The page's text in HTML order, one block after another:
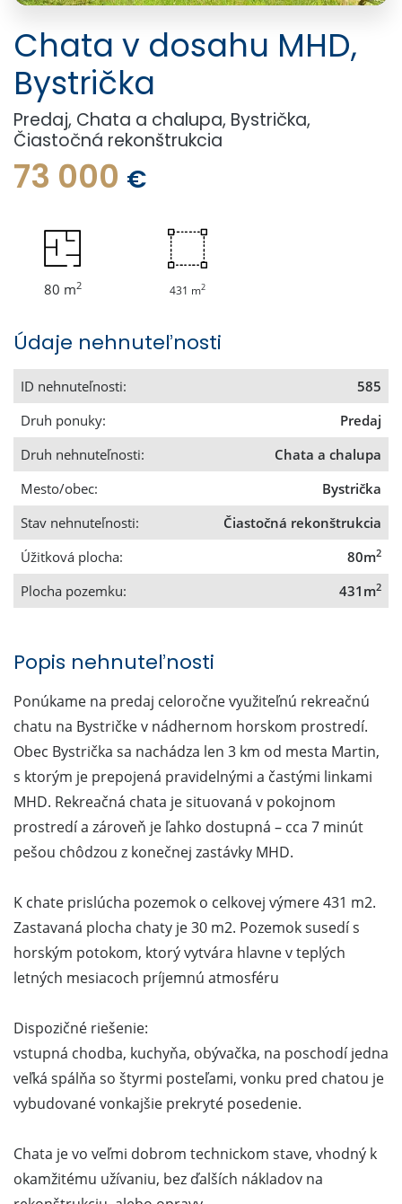
Chata v dosahu MHD,
Bystrička
Predaj, Chata a chalupa, Bystrička,
Čiastočná rekonštrukcia
73 000 €
80 m2 431 m2
Údaje nehnuteľnosti
ID nehnuteľnosti:
585
Druh ponuky:
Predaj
Druh nehnuteľnosti:
Chata a chalupa
Mesto/obec:
Bystrička
Stav nehnuteľnosti:
Čiastočná rekonštrukcia
Úžitková plocha:
80m2
Plocha pozemku: 431m2
Popis nehnuteľnosti
Ponúkame na predaj celoročne využiteľnú rekreačnú
chatu na Bystričke v nádhernom horskom prostredí.
Obec Bystrička sa nachádza len 3 km od mesta Martin,
s ktorým je prepojená pravidelnými a častými linkami
MHD. Rekreačná chata je situovaná v pokojnom
prostredí a zároveň je ľahko dostupná – cca 7 minút
pešou chôdzou z konečnej zastávky MHD.
K chate prislúcha pozemok o celkovej výmere 431 m2.
Zastavaná plocha chaty je 30 m2. Pozemok susedí s
horským potokom, ktorý vytvára hlavne v teplých
letných mesiacoch príjemnú atmosféru
Dispozičné riešenie:
vstupná chodba, kuchyňa, obývačka, na poschodí jedna
veľká spálňa so štyrmi posteľami, vonku pred chatou je
vybudované vonkajšie prekryté posedenie.
Chata je vo veľmi dobrom technickom stave, vhodný k
okamžitému užívaniu, bez ďalších nákladov na